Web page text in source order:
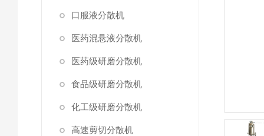
口服液分散机
医药混悬液分散机
医药级研磨分散机
食品级研磨分散机
化工级研磨分散机
高速剪切分散机